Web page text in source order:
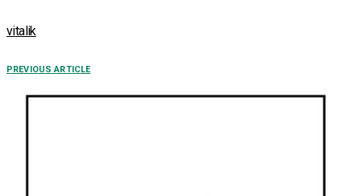
vitalik
PREVIOUS ARTICLE